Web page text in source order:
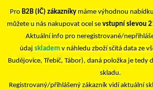
Pro B2B (IČ) zákazníkymáme výhodnou
můžete u nás nakupovat ocel se vstupní slevou
Aktuální info pro neregistrované/
údaj skladem v náhledu zboží sčítá data ze
Budějovice, Třebíč, Tábor), daná položka je tedy
skladu.
Registrovaný/přihlášený zákazník vidí aktuální